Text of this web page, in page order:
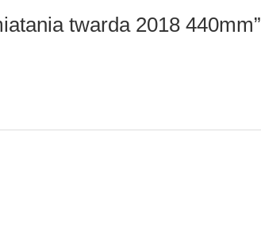
twarda 2018 440mm”